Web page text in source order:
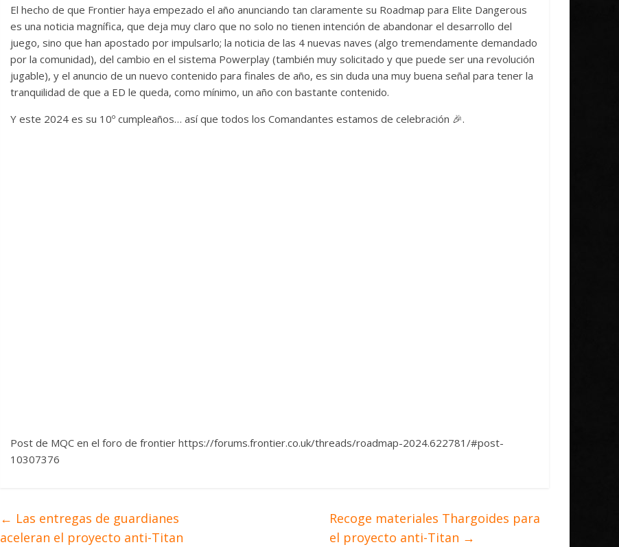
El hecho de que Frontier haya empezado el año anunciando tan claramente su Roadmap para Elite Dangerous
es una noticia magnífica, que deja muy claro que no solo no tienen intención de abandonar el desarrollo del
juego, sino que han apostado por impulsarlo; la noticia de las 4 nuevas naves (algo tremendamente demandado
por la comunidad), del cambio en el sistema Powerplay (también muy solicitado y que puede ser una revolución
jugable), y el anuncio de un nuevo contenido para finales de año, es sin duda una muy buena señal para tener la
tranquilidad de que a ED le queda, como mínimo, un año con bastante contenido.
Y este 2024 es su 10º cumpleaños… así que todos los Comandantes estamos de celebración 🎉.
Post de MQC en el foro de frontier https://forums.frontier.co.uk/threads/roadmap-2024.622781/#post-
10307376
← Las entregas de guardianes
aceleran el proyecto anti-Titan
Recoge materiales Thargoides para
el proyecto anti-Titan →